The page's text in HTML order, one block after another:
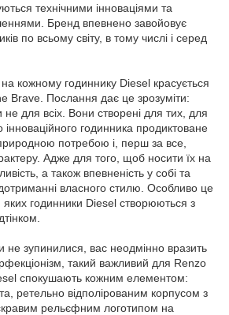
технічними інноваціями та
Бренд впевнено завойовує
по всьому світу, в тому числі і серед
кожному годиннику Diesel красується
Brave. Послання дає це зрозуміти:
не для всіх. Вони створені для тих, для
інноваційного годинника продиктоване
потребою і, перш за все,
Адже для того, щоб носити їх на
а також впевненість у собі та
власного стилю. Особливо це
яких годинники Diesel створюються з
не зупинилися, вас неодмінно вразить
такий важливий для Renzo
спокушають кожним елементом:
ретельно відполірованим корпусом з
рельєфним логотипом на